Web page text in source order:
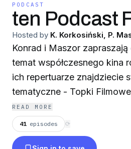
PODCAST
ten Podcast
Hosted by K. Korkosiński, P.
Konrad i Maszor
temat współczesnego kina
ich repertuarze znajdziecie
tematyczne - Topki
chłopaki wybierają pięć
danego roku), przegląd
Marvela, Piekło Filmowe
READ MORE
41 episodes ⟳